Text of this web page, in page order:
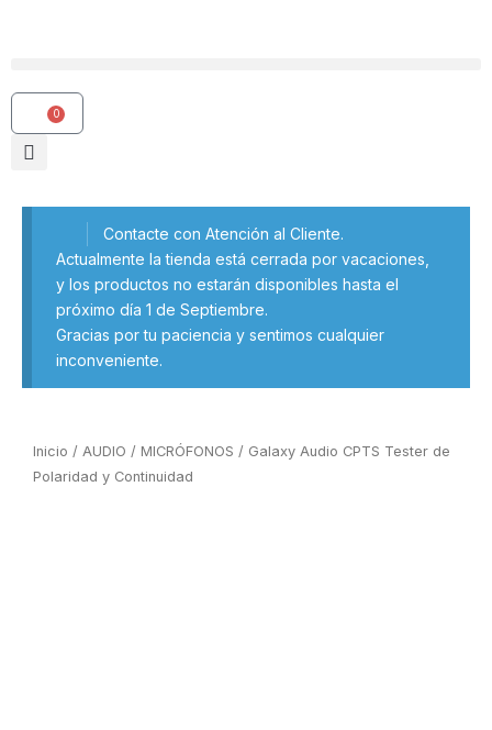
0
Carrito
Contacte con Atención al Cliente.
Actualmente la tienda está cerrada por vacaciones,
y los productos no estarán disponibles hasta el
próximo día 1 de Septiembre.
Gracias por tu paciencia y sentimos cualquier
inconveniente.
Inicio / AUDIO / MICRÓFONOS / Galaxy Audio CPTS Tester de
Polaridad y Continuidad